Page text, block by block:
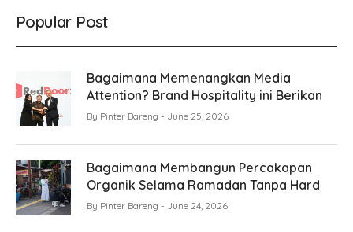
Popular Post
Bagaimana Memenangkan Media
Attention? Brand Hospitality ini Berikan
By Pinter Bareng June 25, 2026
Bagaimana Membangun Percakapan
Organik Selama Ramadan Tanpa Hard
By Pinter Bareng June 24, 2026